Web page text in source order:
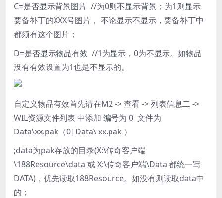
C=是否显示背景图片 //为0则不显示背景；为1则显示
要备补丁的XXX号图片， 不论显示不显示，要备补丁中
都须有这个图片；
D=是否显示物品有效 //1为显示，0为不显示。如物品
没有有效设置为1也是不显示的。
自定义物品有效首先请在M2 -> 查看 -> 列表信息二 ->
WIL资源文件列表 中添加 编号为 0 文件为
Data\xx.pak（0|Data\ xx.pak ）
;data为pak存放的目录(X:\传奇客户端
\188Resource\data 或 X:\传奇客户端\Data 都统一写
DATA)，优先读取188Resource。如没有则读取data中
的；